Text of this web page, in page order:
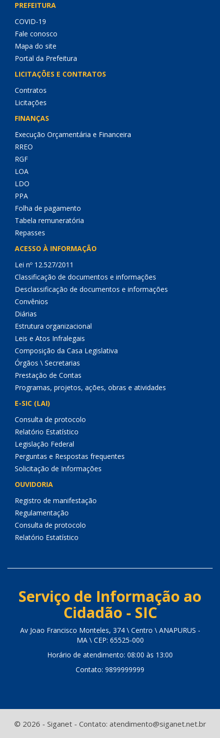
PREFEITURA
COVID-19
Fale conosco
Mapa do site
Portal da Prefeitura
LICITAÇÕES E CONTRATOS
Contratos
Licitações
FINANÇAS
Execução Orçamentária e Financeira
RREO
RGF
LOA
LDO
PPA
Folha de pagamento
Tabela remuneratória
Repasses
ACESSO À INFORMAÇÃO
Lei nº 12.527/2011
Classificação de documentos e informações
Desclassificação de documentos e informações
Convênios
Diárias
Estrutura organizacional
Leis e Atos Infralegais
Composição da Casa Legislativa
Órgãos \ Secretarias
Prestação de Contas
Programas, projetos, ações, obras e atividades
E-SIC (LAI)
Consulta de protocolo
Relatório Estatístico
Legislação Federal
Perguntas e Respostas frequentes
Solicitação de Informações
OUVIDORIA
Registro de manifestação
Regulamentação
Consulta de protocolo
Relatório Estatístico
Serviço de Informação ao
Cidadão - SIC
Av Joao Francisco Monteles, 374 \ Centro \ ANAPURUS -
MA \ CEP: 65525-000
Horário de atendimento: 08:00 às 13:00
Contato: 9899999999
© 2026 - Siganet - Contato: atendimento@siganet.net.br